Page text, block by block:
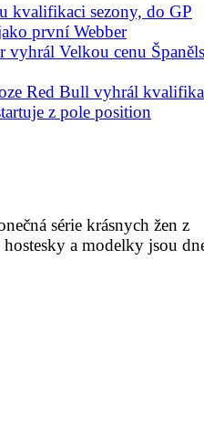
kvalifikaci sezony, do GP
první Webber
vyhrál Velkou cenu
Red Bull vyhrál
z pole position
série krásnych žen z
hostesky a modelky jsou